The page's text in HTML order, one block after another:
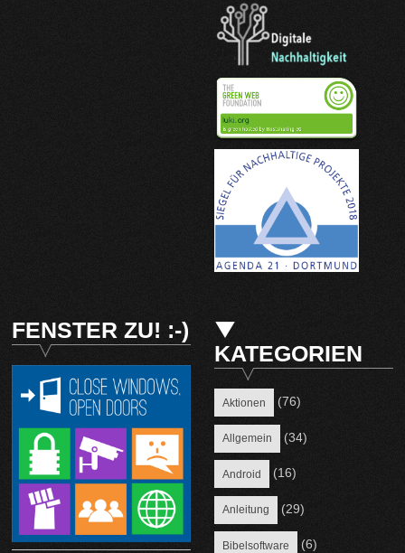
FENSTER ZU! :-)
KATEGORIEN
Aktionen (76)
Allgemein (34)
Android (16)
Anleitung (29)
Bibelsoftware (6)